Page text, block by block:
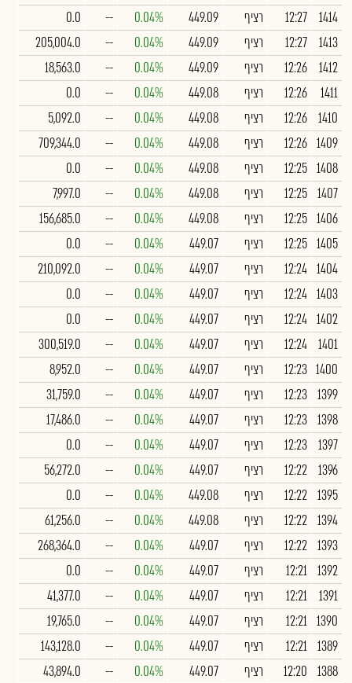
1414
12:27 רציף 449.09
0.04%
--
0.0
1413
12:27 רציף 449.09
0.04%
--
205,004.0
1412
12:26 רציף 449.09
0.04%
--
18,563.0
1411
12:26 רציף 449.08
0.04%
--
0.0
1410
12:26 רציף 449.08
0.04%
--
5,092.0
1409
12:26 רציף 449.08
0.04%
--
709,344.0
1408
12:25 רציף 449.08
0.04%
--
0.0
1407
12:25 רציף 449.08
0.04%
--
7,997.0
1406
12:25 רציף 449.08
0.04%
--
156,685.0
1405
12:25 רציף 449.07
0.04%
--
0.0
1404
12:24 רציף 449.07
0.04%
--
210,092.0
1403
12:24 רציף 449.07
0.04%
--
0.0
1402
12:24 רציף 449.07
0.04%
--
0.0
1401
12:24 רציף 449.07
0.04%
--
300,519.0
1400
12:23 רציף 449.07
0.04%
--
8,952.0
1399
12:23 רציף 449.07
0.04%
--
31,759.0
1398
12:23 רציף 449.07
0.04%
--
17,486.0
1397
12:23 רציף 449.07
0.04%
--
0.0
1396
12:22 רציף 449.07
0.04%
--
56,272.0
1395
12:22 רציף 449.08
0.04%
--
0.0
1394
12:22 רציף 449.08
0.04%
--
61,256.0
1393
12:22 רציף 449.07
0.04%
--
268,364.0
1392
12:21 רציף 449.07
0.04%
--
0.0
1391
12:21 רציף 449.07
0.04%
--
41,377.0
1390
12:21 רציף 449.07
0.04%
--
19,765.0
1389
12:21 רציף 449.07
0.04%
--
143,128.0
1388
12:20 רציף 449.07
0.04%
--
43,894.0